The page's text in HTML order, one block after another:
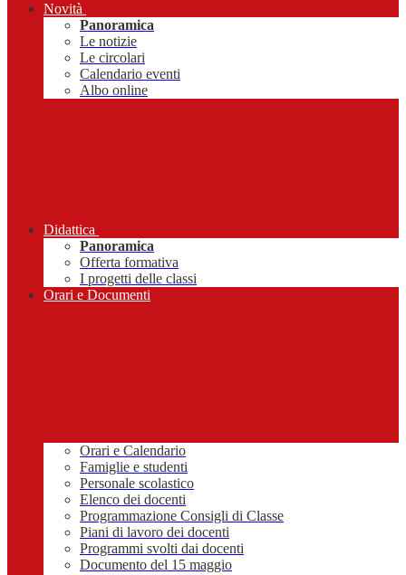
Novità
Panoramica
Le notizie
Le circolari
Calendario eventi
Albo online
Didattica
Panoramica
Offerta formativa
I progetti delle classi
Orari e Documenti
Orari e Calendario
Famiglie e studenti
Personale scolastico
Elenco dei docenti
Programmazione Consigli di Classe
Piani di lavoro dei docenti
Programmi svolti dai docenti
Documento del 15 maggio